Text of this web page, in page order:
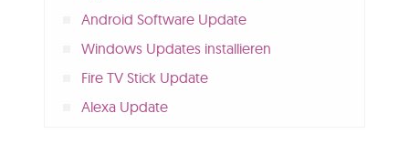
Android Software Update
Windows Updates installieren
Fire TV Stick Update
Alexa Update